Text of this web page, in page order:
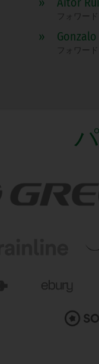
フォワード
»
フォワード